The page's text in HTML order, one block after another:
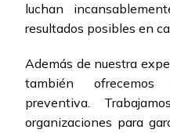
luchan
resultados posibles en
Además de nuestra
también
preventiva.
organizaciones para